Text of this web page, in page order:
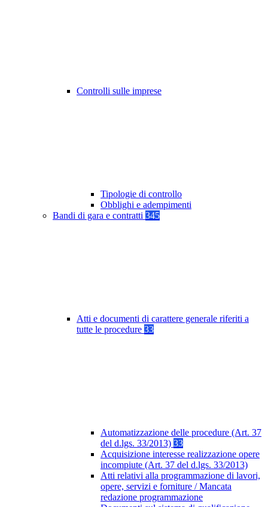
Controlli sulle imprese
Tipologie di controllo
Obblighi e adempimenti
Bandi di gara e contratti 345
Atti e documenti di carattere generale riferiti a
tutte le procedure 33
Automatizzazione delle procedure (Art. 37
del d.lgs. 33/2013) 33
Acquisizione interesse realizzazione opere
incompiute (Art. 37 del d.lgs. 33/2013)
Atti relativi alla programmazione di lavori,
opere, servizi e forniture / Mancata
redazione programmazione